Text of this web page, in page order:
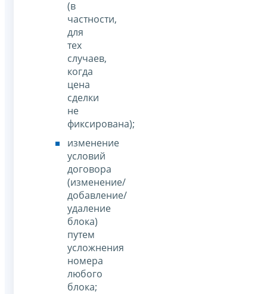
(в
частности,
для
тех
случаев,
когда
цена
сделки
не
фиксирована);
изменение
условий
договора
(изменение/
добавление/
удаление
блока)
путем
усложнения
номера
любого
блока;